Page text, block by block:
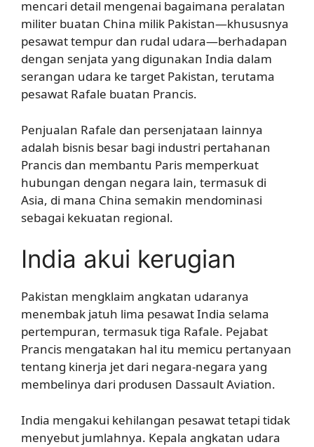
mencari detail mengenai bagaimana peralatan
militer buatan China milik Pakistan—khususnya
pesawat tempur dan rudal udara—berhadapan
dengan senjata yang digunakan India dalam
serangan udara ke target Pakistan, terutama
pesawat Rafale buatan Prancis.
Penjualan Rafale dan persenjataan lainnya
adalah bisnis besar bagi industri pertahanan
Prancis dan membantu Paris memperkuat
hubungan dengan negara lain, termasuk di
Asia, di mana China semakin mendominasi
sebagai kekuatan regional.
India akui kerugian
Pakistan mengklaim angkatan udaranya
menembak jatuh lima pesawat India selama
pertempuran, termasuk tiga Rafale. Pejabat
Prancis mengatakan hal itu memicu pertanyaan
tentang kinerja jet dari negara-negara yang
membelinya dari produsen Dassault Aviation.
India mengakui kehilangan pesawat tetapi tidak
menyebut jumlahnya. Kepala angkatan udara